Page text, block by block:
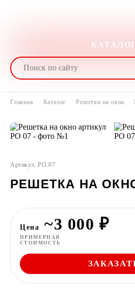
КАТАЛОГ
Главная Каталог Решетки на окна
Артикул: РО.07
РЕШЕТКА НА
Цена ~3 000 ₽
ПРИМЕРНАЯ
СТОИМОСТЬ